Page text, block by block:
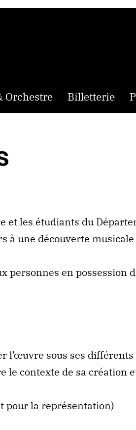
Orchestre Billetterie
et les étudiants du
à une découverte musicale
personnes en possession
l’œuvre sous ses différents
le contexte de sa création
pour la représentation)